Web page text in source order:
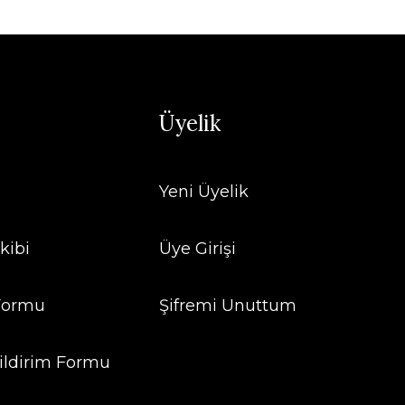
Formu
Üyelik
Yeni Üyelik
Üye Girişi
Şifremi Unuttum